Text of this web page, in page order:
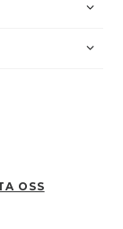
OSS